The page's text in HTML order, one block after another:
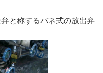
と称するバネ式の放出弁